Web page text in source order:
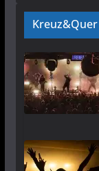
Kreuz&Quer